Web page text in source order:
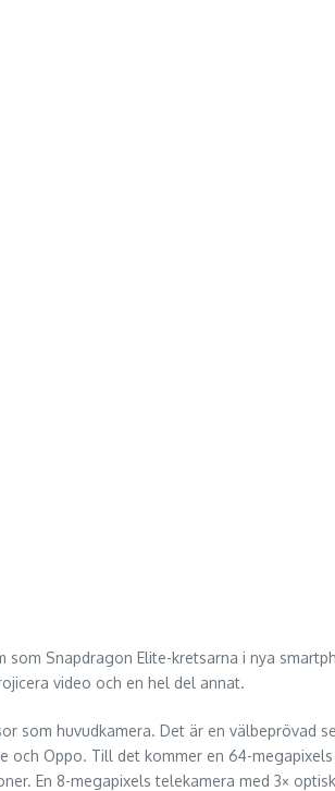
Snapdragon Elite-kretsarna i nya
video och en hel del annat.
som huvudkamera. Det är en välbeprövad
Oppo. Till det kommer en 64-
En 8-megapixels telekamera med 3×